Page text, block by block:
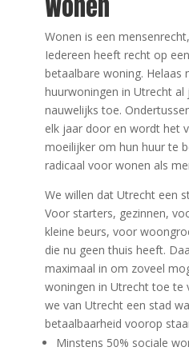
Wonen is een
Iedereen heeft recht op
betaalbare woning. Helaas
huurwoningen in Utrecht
nauwelijks toe.
elk jaar door en wordt het
moeilijker om hun huur te
radicaal voor wonen als
We willen dat Utrecht een
Voor starters, gezinnen,
kleine beurs, voor
die nu geen thuis heeft.
maximaal in om zoveel
woningen in Utrecht toe te
we van Utrecht een stad
betaalbaarheid voorop
Minstens 50% sociale